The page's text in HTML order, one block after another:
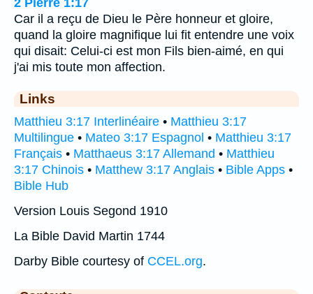
Car il a reçu de Dieu le Père honneur et gloire,
quand la gloire magnifique lui fit entendre une voix
qui disait: Celui-ci est mon Fils bien-aimé, en qui
j'ai mis toute mon affection.
Links
Matthieu 3:17 Interlinéaire • Matthieu 3:17
Multilingue • Mateo 3:17 Espagnol • Matthieu 3:17
Français • Matthaeus 3:17 Allemand • Matthieu
3:17 Chinois • Matthew 3:17 Anglais • Bible Apps •
Bible Hub
Version Louis Segond 1910
La Bible David Martin 1744
Darby Bible courtesy of CCEL.org.